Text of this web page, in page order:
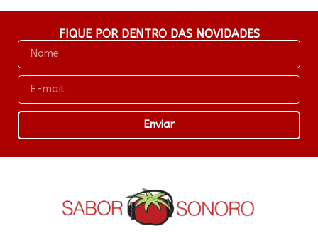
FIQUE POR DENTRO DAS NOVIDADES
Enviar